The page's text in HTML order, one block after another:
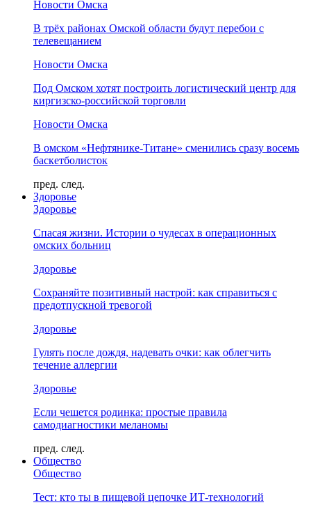
Новости Омска
В трёх районах Омской области будут перебои с
телевещанием
Новости Омска
Под Омском хотят построить логистический центр для
киргизско-российской торговли
Новости Омска
В омском «Нефтянике-Титане» сменились сразу восемь
баскетболисток
пред. след.
Здоровье
Здоровье
Спасая жизни. Истории о чудесах в операционных
омских больниц
Здоровье
Сохраняйте позитивный настрой: как справиться с
предотпускной тревогой
Здоровье
Гулять после дождя, надевать очки: как облегчить
течение аллергии
Здоровье
Если чешется родинка: простые правила
самодиагностики меланомы
пред. след.
Общество
Общество
Тест: кто ты в пищевой цепочке ИТ-технологий